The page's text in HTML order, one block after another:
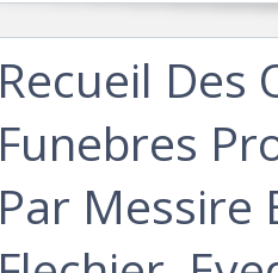
‎Recueil Des
Funebres
Par Messire